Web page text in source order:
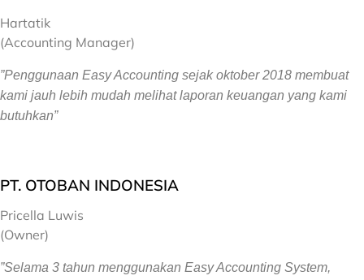
Hartatik
(Accounting Manager)
”Penggunaan Easy Accounting sejak oktober 2018 membuat
kami jauh lebih mudah melihat laporan keuangan yang kami
butuhkan”
PT. OTOBAN INDONESIA
Pricella Luwis
(Owner)
”Selama 3 tahun menggunakan Easy Accounting System,